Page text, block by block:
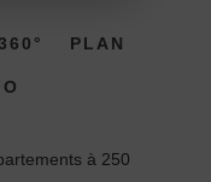
PLAN
à 250